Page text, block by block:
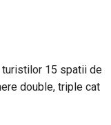
turistilor 15 spatii de
double, triple cat